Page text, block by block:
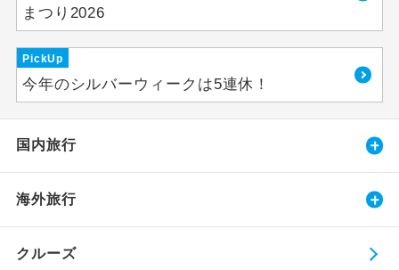
まつり2026
PickUp
今年のシルバーウィークは5連休！
国内旅行
海外旅行
クルーズ